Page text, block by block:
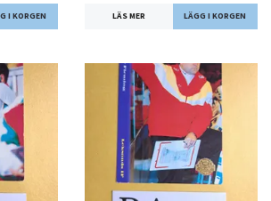
LÄS MER